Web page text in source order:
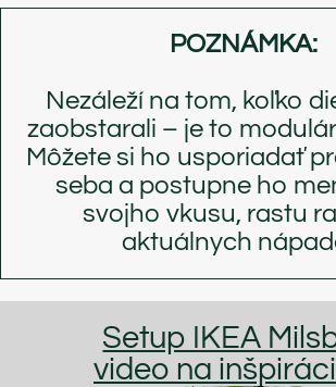
POZNÁMKA:
Nezáleží na tom, koľko
zaobstarali – je to
Môžete si ho usporiadať
seba a postupne ho
svojho vkusu, rastu
aktuálnych
Setup IKEA
video na